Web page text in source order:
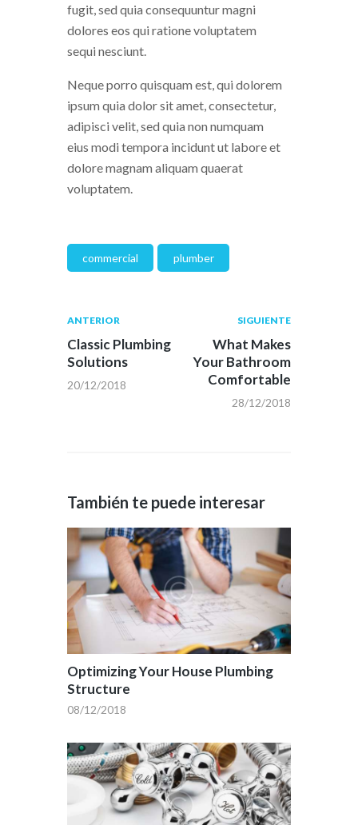
fugit, sed quia consequuntur magni
dolores eos qui ratione voluptatem
sequi nesciunt.
Neque porro quisquam est, qui dolorem
ipsum quia dolor sit amet, consectetur,
adipisci velit, sed quia non numquam
eius modi tempora incidunt ut labore et
dolore magnam aliquam quaerat
voluptatem.
commercial plumber
ANTERIOR
Classic Plumbing
Solutions
20/12/2018
SIGUIENTE
What Makes
Your Bathroom
Comfortable
28/12/2018
También te puede interesar
Optimizing Your House Plumbing
Structure
08/12/2018